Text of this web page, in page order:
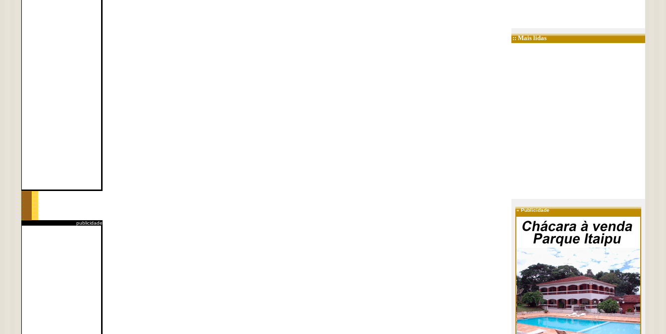
publicidade
:: Mais lidas
»Publicidade